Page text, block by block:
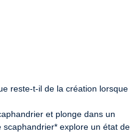
reste-t-il de la création lorsque
et plonge dans un
explore un état de